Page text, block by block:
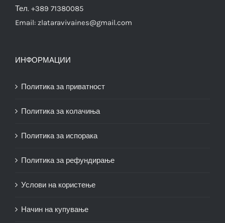
Тел. +389 71380085
Email: zlataravivaines@gmail.com
ИНФОРМАЦИИ
Политика за приватност
Политика за колачиња
Политика за испорака
Политика за рефундирање
Услови на користење
Начин на купување